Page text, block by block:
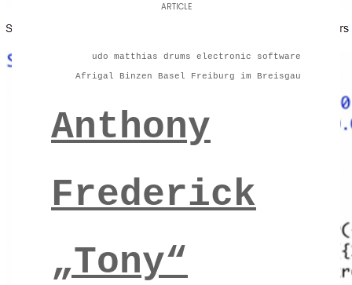
ARTICLE
udo matthias drums electronic software
Afrigal Binzen Basel Freiburg im Breisgau
Anthony
Frederick
„Tony“